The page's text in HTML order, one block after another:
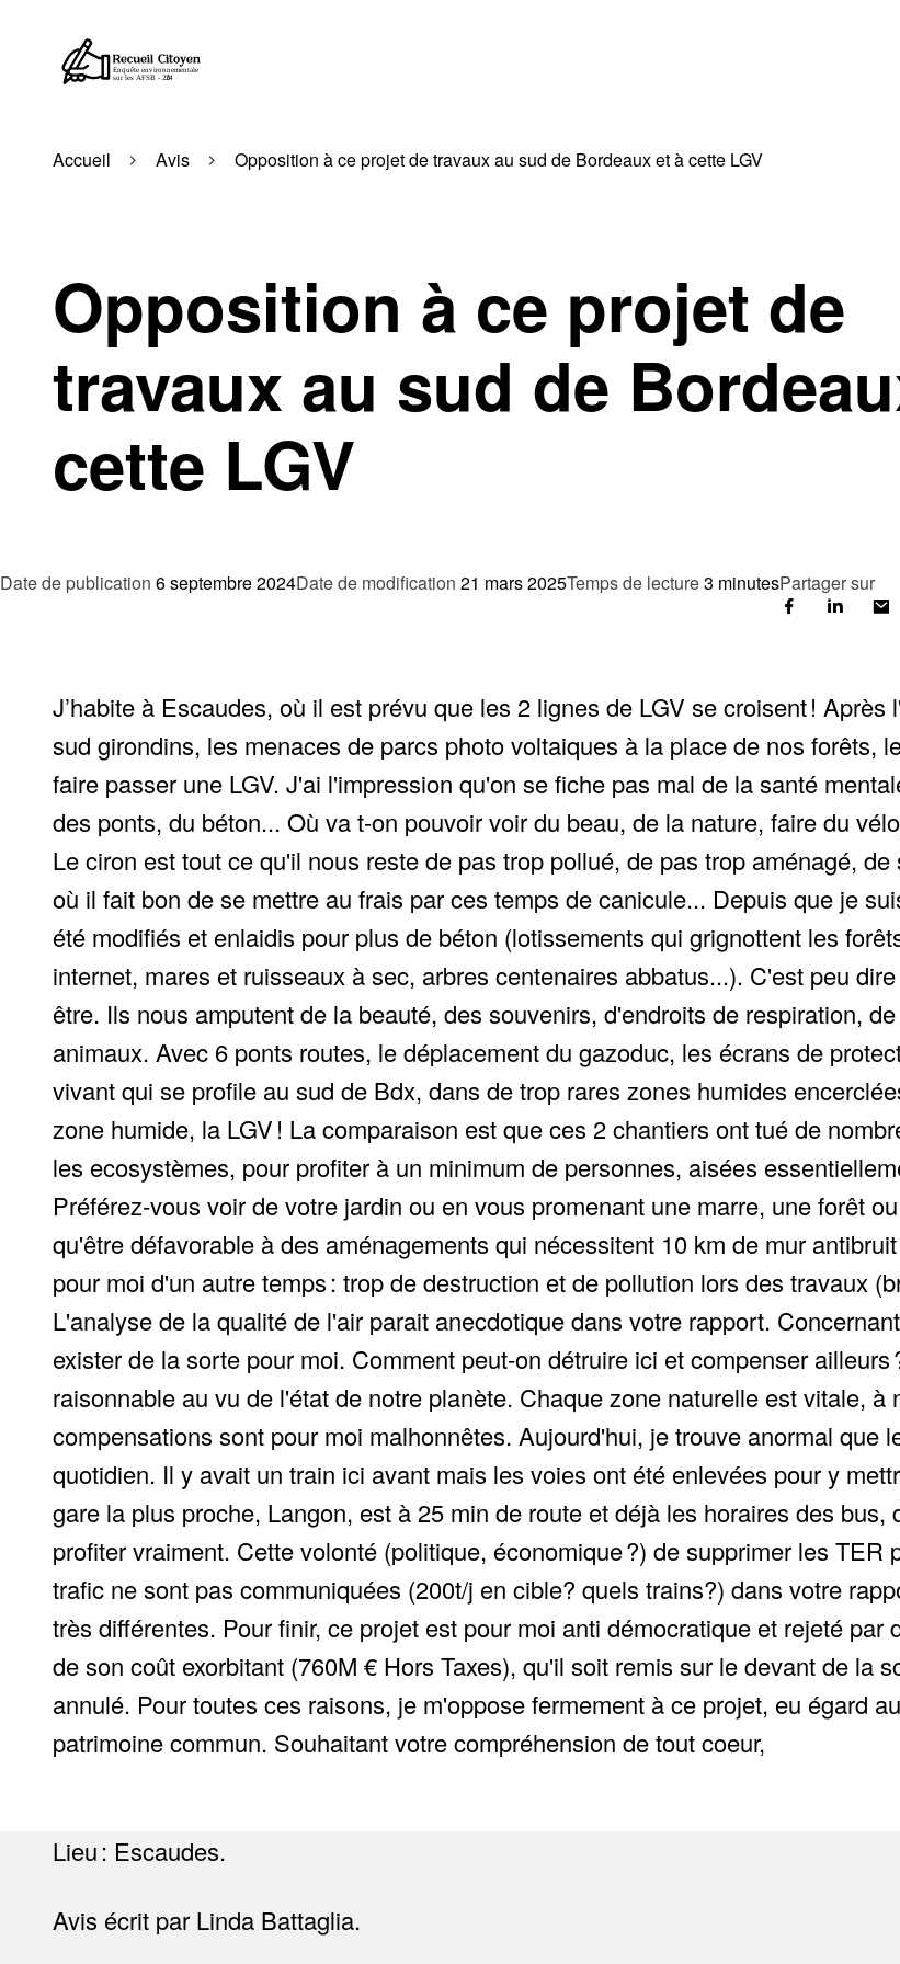
Accueil Avis Opposition à ce projet de travaux au sud de Bordeaux et à cette LGV
Opposition à ce projet de
travaux au sud de
cette LGV
Date de publication 6 septembre 2024Date de modification 21 mars 2025Temps de lecture3 minutesPartager sur
J’habite à Escaudes, où il est prévu que les 2 lignes de LGV se croisent !
sud girondins, les menaces de parcs photo voltaiques à la place de nos forêts,
faire passer une LGV. J'ai l'impression qu'on se fiche pas mal de la santé
des ponts, du béton... Où va t-on pouvoir voir du beau, de la nature, faire du
Le ciron est tout ce qu'il nous reste de pas trop pollué, de pas trop aménagé,
où il fait bon de se mettre au frais par ces temps de canicule... Depuis que je
été modifiés et enlaidis pour plus de béton (lotissements qui grignottent les
internet, mares et ruisseaux à sec, arbres centenaires abbatus...). C'est peu
être. Ils nous amputent de la beauté, des souvenirs, d'endroits de respiration,
animaux. Avec 6 ponts routes, le déplacement du gazoduc, les écrans de
vivant qui se profile au sud de Bdx, dans de trop rares zones humides
zone humide, la LGV ! La comparaison est que ces 2 chantiers ont tué de
les ecosystèmes, pour profiter à un minimum de personnes, aisées
Préférez-vous voir de votre jardin ou en vous promenant une marre, une forêt
qu'être défavorable à des aménagements qui nécessitent 10 km de mur
pour moi d'un autre temps : trop de destruction et de pollution lors des travaux
L'analyse de la qualité de l'air parait anecdotique dans votre rapport.
exister de la sorte pour moi. Comment peut-on détruire ici et compenser
raisonnable au vu de l'état de notre planète. Chaque zone naturelle est vitale,
compensations sont pour moi malhonnêtes. Aujourd'hui, je trouve anormal que
quotidien. Il y avait un train ici avant mais les voies ont été enlevées pour y
gare la plus proche, Langon, est à 25 min de route et déjà les horaires des
profiter vraiment. Cette volonté (politique, économique ?) de supprimer les
trafic ne sont pas communiquées (200t/j en cible? quels trains?) dans votre
très différentes. Pour finir, ce projet est pour moi anti démocratique et rejeté
de son coût exorbitant (760M € Hors Taxes), qu'il soit remis sur le devant de la
annulé. Pour toutes ces raisons, je m'oppose fermement à ce projet, eu égard
patrimoine commun. Souhaitant votre compréhension de tout coeur,
Lieu : Escaudes.
Avis écrit par Linda Battaglia.